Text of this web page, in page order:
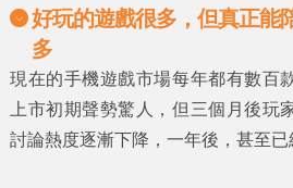
好玩的遊戲很多，但真正能
多
現在的手機遊戲市場每年都有數百
上市初期聲勢驚人，但三個月後玩
討論熱度逐漸下降，一年後，甚至已